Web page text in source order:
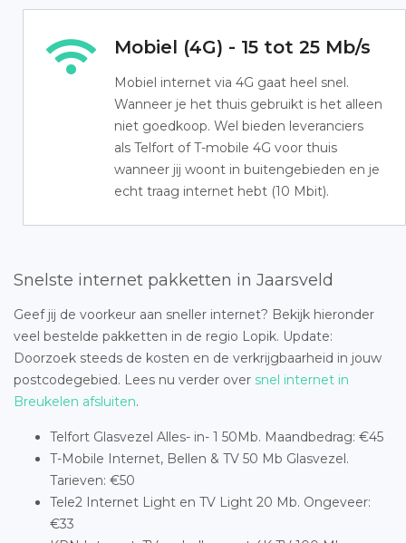
Mobiel (4G) - 15 tot 25 Mb/s
Mobiel internet via 4G gaat heel snel.
Wanneer je het thuis gebruikt is het alleen
niet goedkoop. Wel bieden leveranciers
als Telfort of T-mobile 4G voor thuis
wanneer jij woont in buitengebieden en je
echt traag internet hebt (10 Mbit).
Snelste internet pakketten in Jaarsveld
Geef jij de voorkeur aan sneller internet? Bekijk hieronder
veel bestelde pakketten in de regio Lopik. Update:
Doorzoek steeds de kosten en de verkrijgbaarheid in jouw
postcodegebied. Lees nu verder over snel internet in
Breukelen afsluiten.
Telfort Glasvezel Alles- in- 1 50Mb. Maandbedrag: €45
T-Mobile Internet, Bellen & TV 50 Mb Glasvezel.
Tarieven: €50
Tele2 Internet Light en TV Light 20 Mb. Ongeveer:
€33